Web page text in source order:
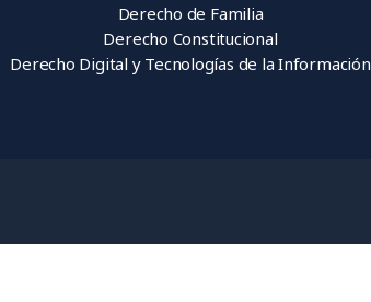
Derecho de Familia
Derecho Constitucional
Derecho Digital y Tecnologías de la Información